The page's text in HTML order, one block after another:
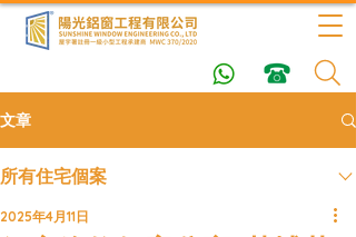
文章
所有住宅個案
2025年4月11日